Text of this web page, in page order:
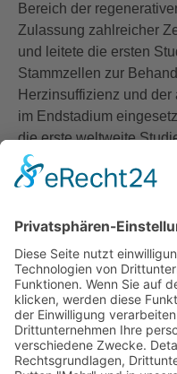
Bereich der
Zulassung zahlreicher
und leitete die ersten
Stammzellen zur
Herzinsuffizienz und
im Endstadium
die erste weltweite
die von einem
durchgeführt wurde. Seit
diesem Gebiet sind
und Regeneration.
Forstbetrieb Burchardt
Bauernreihe 9
17153 Kittendorf